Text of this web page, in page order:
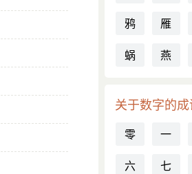
鸦
雁
蜗
燕
关于数字的
零 一
六
七